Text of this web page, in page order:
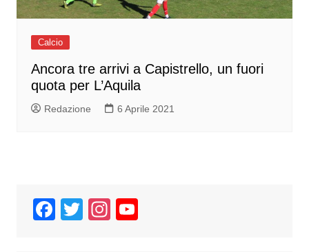
Calcio
Ancora tre arrivi a Capistrello, un fuori
quota per L’Aquila
Redazione 6 Aprile 2021
F
T
In